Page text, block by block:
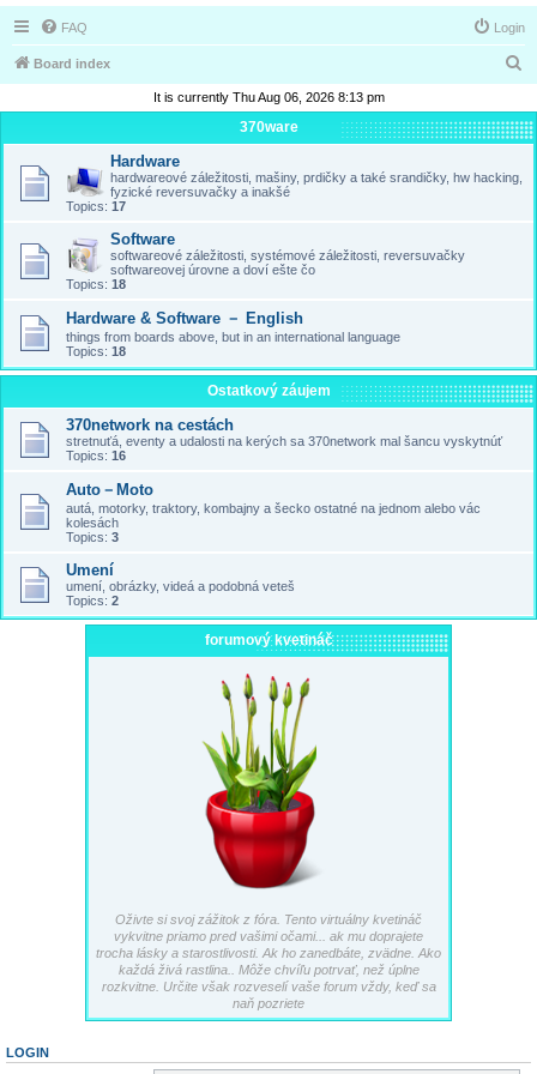
FAQ Login
Board index
a
r
It is currently Thu Aug 06, 2026 8:13 pm
370ware
Hardware
hardwareové záležitosti, mašiny, prdičky a také srandičky, hw hacking,
fyzické reversuvačky a inakšé
Topics: 17
Software
softwareové záležitosti, systémové záležitosti, reversuvačky
softwareovej úrovne a doví ešte čo
Topics: 18
Hardware & Software － English
things from boards above, but in an international language
Topics: 18
Ostatkový záujem
370network na cestách
stretnuťá, eventy a udalosti na kerých sa 370network mal šancu vyskytnúť
Topics: 16
Auto－Moto
autá, motorky, traktory, kombajny a šecko ostatné na jednom alebo vác
kolesách
Topics: 3
Umení
umení, obrázky, videá a podobná veteš
Topics: 2
forumový kvetináč
Oživte si svoj zážitok z fóra. Tento virtuálny kvetináč
vykvitne priamo pred vašimi očami... ak mu doprajete
trocha lásky a starostlivosti. Ak ho zanedbáte, zvädne. Ako
každá živá rastlina.. Môže chvíľu potrvať, než úplne
rozkvitne. Určite však rozveselí vaše forum vždy, keď sa
naň pozriete
LOGIN